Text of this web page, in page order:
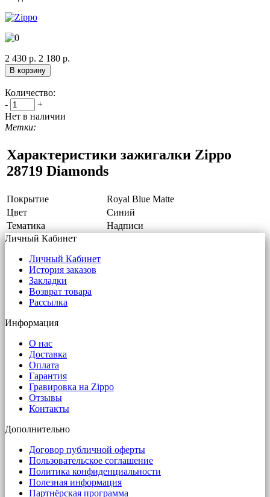
2 430 р. 2 180 р.
Количество:
-
+
Нет в наличии
Метки:
Характеристики зажигалки Zippo
28719 Diamonds
Покрытие
Royal Blue Matte
Цвет
Синий
Тематика
Надписи
Личный Кабинет
Личный Кабинет
История заказов
Закладки
Возврат товара
Рассылка
Информация
О нас
Доставка
Оплата
Гарантия
Гравировка на Zippo
Отзывы
Контакты
Дополнительно
Договор публичной оферты
Пользовательское соглашение
Политика конфиденциальности
Полезная информация
Партнёрская программа